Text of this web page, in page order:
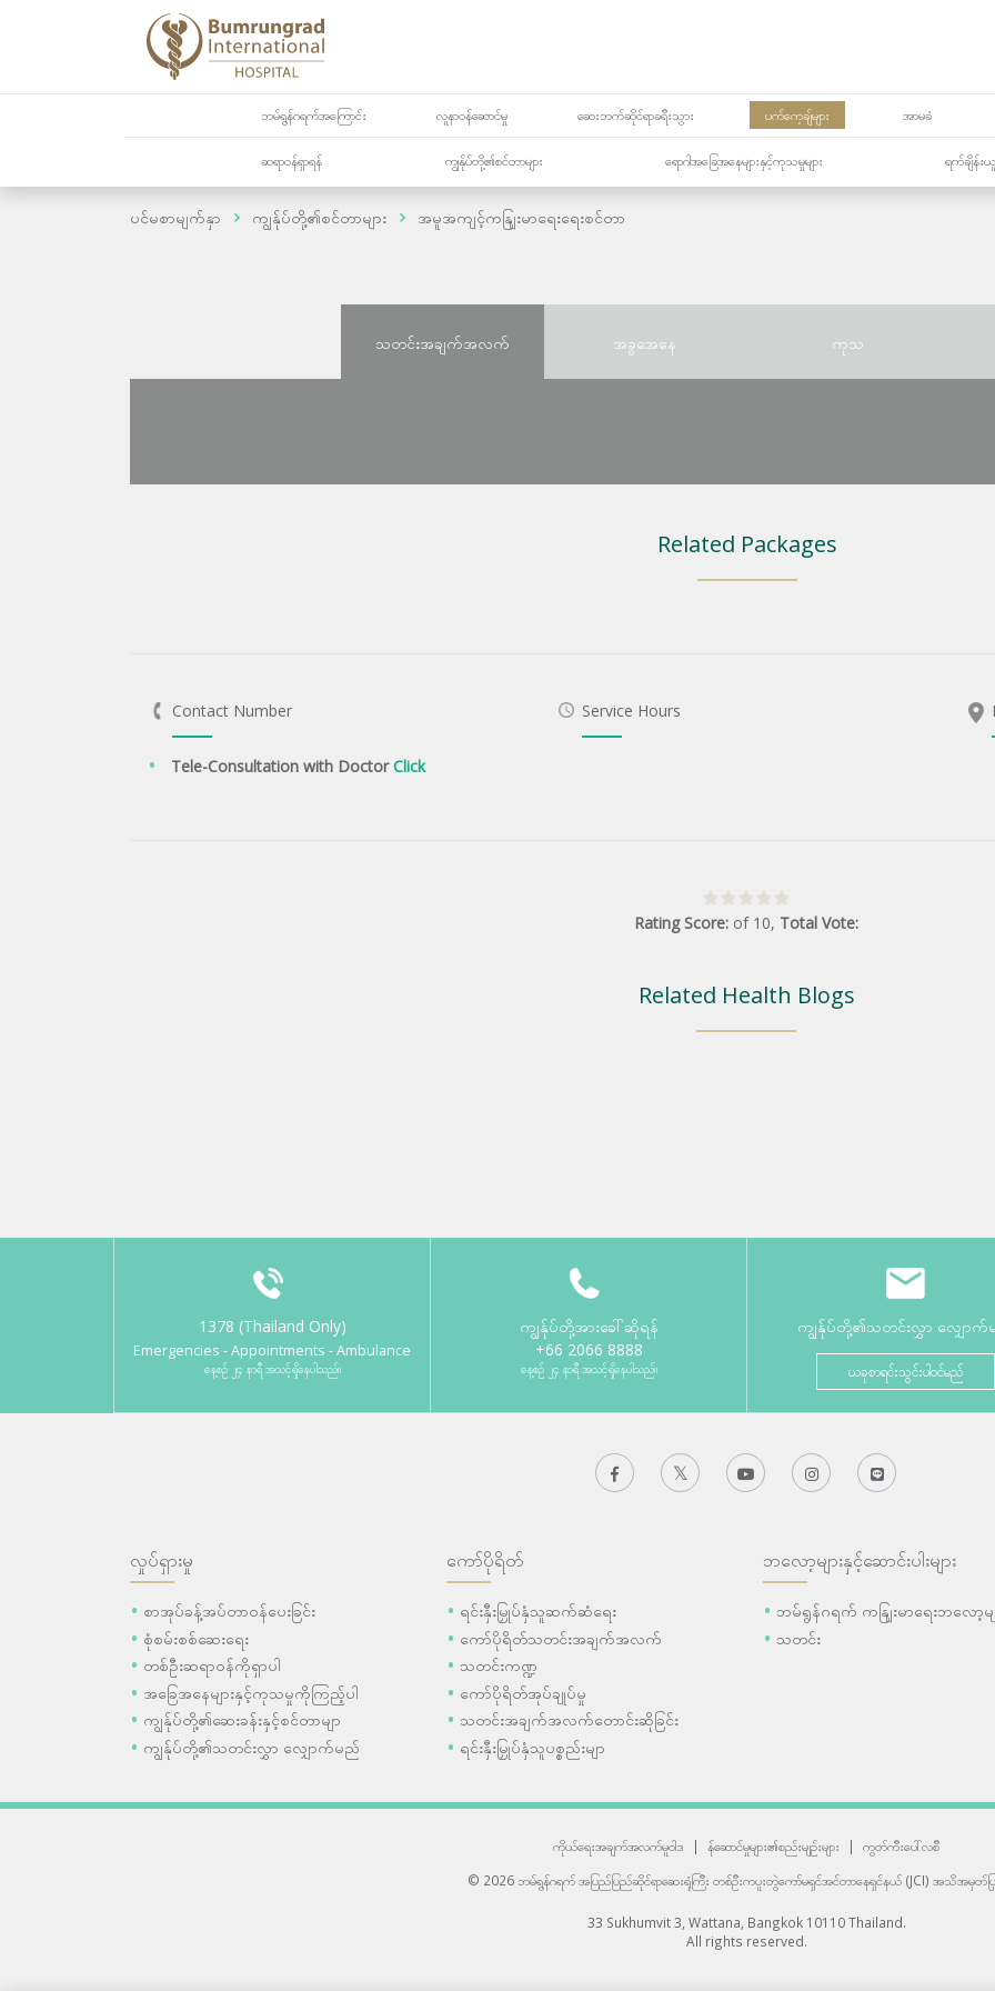
ဘမ်ရွန်ဂရက်အကြောင်း လူနာဝန်ဆောင်မှု ဆေးဘက်ဆိုင်ရာခရီးသွား ပက်ကေ့ချ်များ အာမခံ
ဆရာဝန်ရှာရန် ကျွန်ုပ်တို့၏စင်တာများ ရောဂါအခြေအနေများနှင့်ကုသမှုများ ရက်ချိန်း
ပင်မစာမျက်နှာ ကျွန်ုပ်တို့၏စင်တာများ အမူအကျင့်ကနျြးမာရေးရေးစင်တာ
သတင်းအချက်အလက် အခွအေနေ ကုသ
Related Packages
Contact Number
Tele-Consultation with DoctorClick
Service Hours
Rating Score: of 10, Total Vote:
Related Health Blogs
1378 (Thailand Only)
Emergencies - Appointments - Ambulance
နေ့စဉ် ၂၄ နာရီ အသင့်ရှိနေပါသည်။
ကျွန်ုပ်တို့အားခေါ်ဆိုရန်
+66 2066 8888
နေ့စဉ် ၂၄ နာရီ အသင့်ရှိနေပါသည်။
ကျွန်ုပ်တို့၏သတင်းလွှာ လျှောက်
ယခုစာရင်းသွင်းပါဝင်မည်
လှုပ်ရှားမှု
စာအုပ်ခန့်အပ်တာဝန်ပေးခြင်း
စုံစမ်းစစ်ဆေးရေး
တစ်ဦးဆရာဝန်ကိုရှာပါ
အခြေအနေများနှင့်ကုသမှုကိုကြည့်ပါ
ကျွန်ုပ်တို့၏ဆေးခန်းနှင့်စင်တာမျာ
ကျွန်ုပ်တို့၏သတင်းလွှာ လျှောက်မည်
ကော်ပိုရိတ်
ရင်းနှီးမြှုပ်နှံသူဆက်ဆံရေး
ကော်ပိုရိတ်သတင်းအချက်အလက်
သတင်းကဏ္ဍ
ကော်ပိုရိတ်အုပ်ချုပ်မှု
သတင်းအချက်အလက်တောင်းဆိုခြင်း
ရင်းနှီးမြှုပ်နှံသူပစ္စည်းမျာ
ဘလော့များနှင့်ဆောင်းပါးများ
ဘမ်ရွန်ဂရက် ကနျြးမာရေးဘလော့မျ
သတင်း
ကိုယ်ရေးအချက်အလက်မူဝါဒ | န်ဆောင်မှုများ၏စည်းမျဉ်းများ |
ကွတ်ကီးပေါ်လစီ
© 2026 ဘမ်ရွန်ဂရက် အပြည်ပြည်ဆိုင်ရာဆေးရုံကြီး တစ်ဦးကပူးတွဲကော်မရှင်အင်တာနေရှင်နယ် (JCI) အသိအမှတ်ပ
33 Sukhumvit 3, Wattana, Bangkok 10110 Thailand.
All rights reserved.